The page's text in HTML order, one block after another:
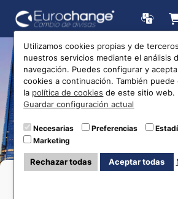
Oficinas de
divisas
Utilizamos cookies propias y de
nuestros servicios mediante el análisis
navegación. Puedes configurar y
cookies a continuación. También puede
la política de cookies de este sitio web.
Guardar configuración actual
Necesarias Preferencias
Marketing
Rechazar todas Aceptar todas